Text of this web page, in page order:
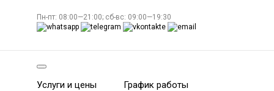
Пн-пт: 08:00—21:00; сб-вс: 09:00—19:30
Услуги и цены График работы